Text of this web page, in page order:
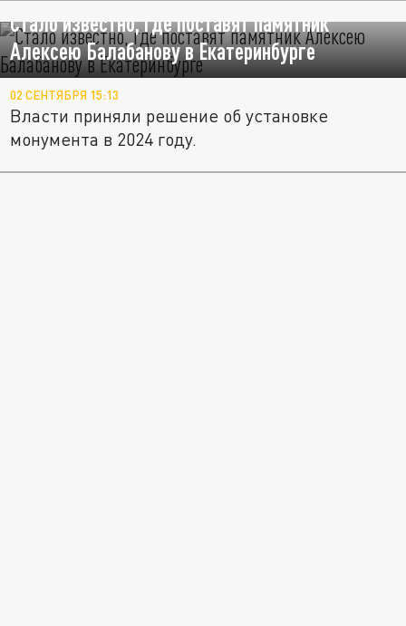
Стало известно, где поставят памятник
Алексею Балабанову в Екатеринбурге
02 СЕНТЯБРЯ 15:13
Власти приняли решение об установке
монумента в 2024 году.